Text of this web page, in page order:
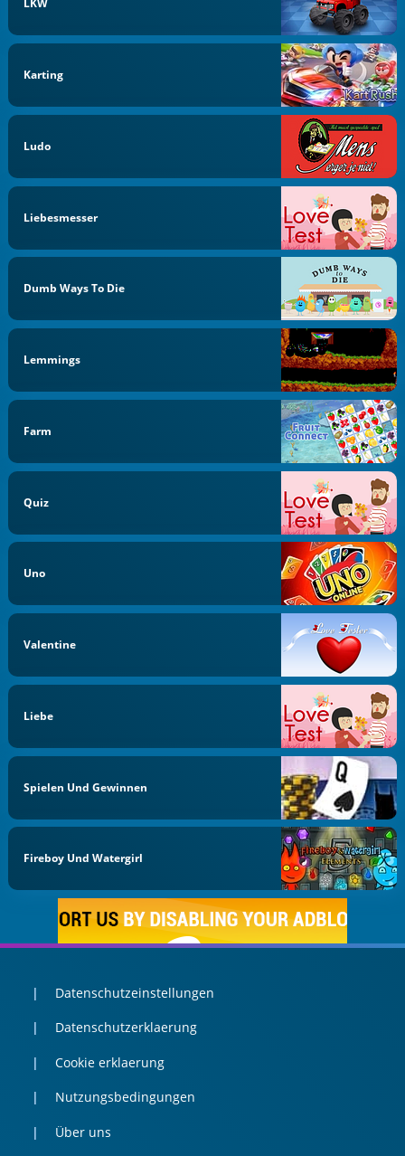
LKW
Karting
Ludo
Liebesmesser
Dumb Ways To Die
Lemmings
Farm
Quiz
Uno
Valentine
Liebe
Spielen Und Gewinnen
Fireboy Und Watergirl
Datenschutzeinstellungen
Datenschutzerklaerung
Cookie erklaerung
Nutzungsbedingungen
Über uns